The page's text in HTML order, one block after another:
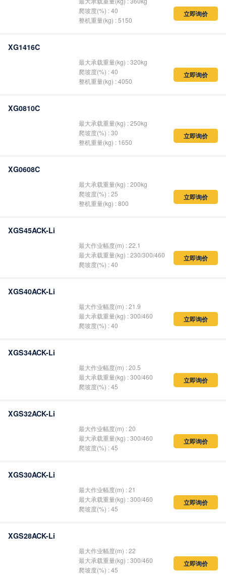
爬坡度(%) : 40
整机重量(kg) : 5150
立即询价
XG1416C
最大承载重量(kg) : 320kg
爬坡度(%) : 40
整机重量(kg) : 4050
立即询价
XG0810C
最大承载重量(kg) : 250kg
爬坡度(%) : 30
整机重量(kg) : 1650
立即询价
XG0608C
最大承载重量(kg) : 200kg
爬坡度(%) : 25
整机重量(kg) : 800
立即询价
XGS45ACK-Li
最大作业幅度(m) : 22.1
最大承载重量(kg) : 230/300/460
爬坡度(%) : 40
立即询价
XGS40ACK-Li
最大作业幅度(m) : 21.9
最大承载重量(kg) : 300/460
爬坡度(%) : 40
立即询价
XGS34ACK-Li
最大作业幅度(m) : 20.5
最大承载重量(kg) : 300/460
爬坡度(%) : 45
立即询价
XGS32ACK-Li
最大作业幅度(m) : 20
最大承载重量(kg) : 300/460
爬坡度(%) : 45
立即询价
XGS30ACK-Li
最大作业幅度(m) : 21
最大承载重量(kg) : 300/460
爬坡度(%) : 45
立即询价
XGS28ACK-Li
最大作业幅度(m) : 22
最大承载重量(kg) : 300/460
爬坡度(%) : 45
立即询价